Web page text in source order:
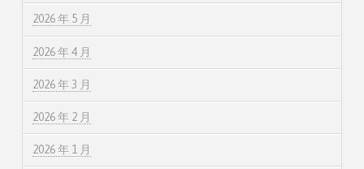
2026 年 5 月
2026 年 4 月
2026 年 3 月
2026 年 2 月
2026 年 1 月